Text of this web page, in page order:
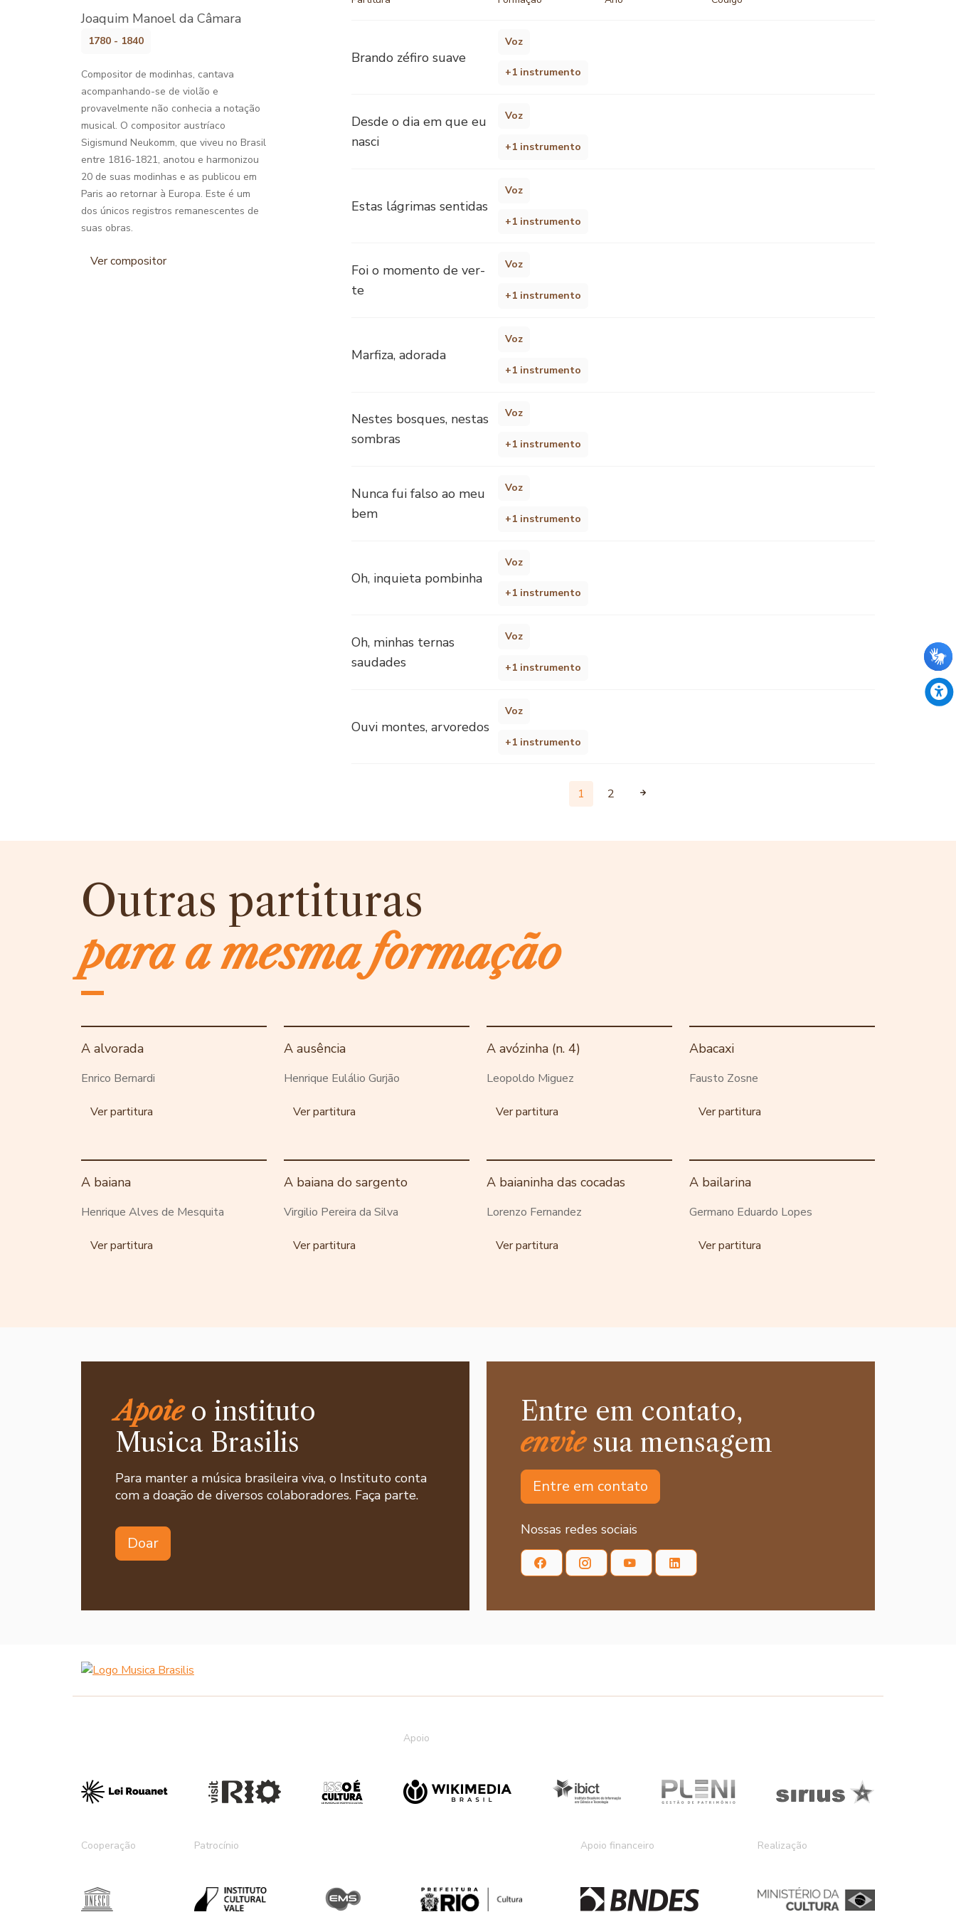
Joaquim Manoel da Câmara
1780 - 1840
Compositor de modinhas, cantava
acompanhando-se de violão e
provavelmente não conhecia a notação
musical. O compositor austríaco
Sigismund Neukomm, que viveu no Brasil
entre 1816-1821, anotou e harmonizou
20 de suas modinhas e as publicou em
Paris ao retornar à Europa. Este é um
dos únicos registros remanescentes de
suas obras.
Ver compositor
Brando zéfiro suave
Voz
+1 instrumento
Desde o dia em que eu
nasci
Voz
+1 instrumento
Estas lágrimas sentidas
Voz
+1 instrumento
Foi o momento de ver-
te
Voz
+1 instrumento
Marfiza, adorada
Voz
+1 instrumento
Nestes bosques, nestas
sombras
Voz
+1 instrumento
Nunca fui falso ao meu
bem
Voz
+1 instrumento
Oh, inquieta pombinha
Voz
+1 instrumento
Oh, minhas ternas
saudades
Voz
+1 instrumento
Ouvi montes, arvoredos
Voz
+1 instrumento
1 2
Outras partituras
para a mesma formação
A alvorada
Enrico Bernardi
Ver partitura
A ausência
Henrique Eulálio Gurjão
Ver partitura
A avózinha (n. 4)
Leopoldo Miguez
Ver partitura
Abacaxi
Fausto Zosne
Ver partitura
A baiana
Henrique Alves de Mesquita
Ver partitura
A baiana do sargento
Virgilio Pereira da Silva
Ver partitura
A baianinha das cocadas
Lorenzo Fernandez
Ver partitura
A bailarina
Germano Eduardo Lopes
Ver partitura
Apoieo instituto
Musica Brasilis
Para manter a música brasileira viva, o Instituto conta
com a doação de diversos colaboradores. Faça parte.
Doar
Entre em contato,
enviesua mensagem
Entre em contato
Nossas redes sociais
Apoio
Cooperação Patrocínio Apoio financeiro Realização